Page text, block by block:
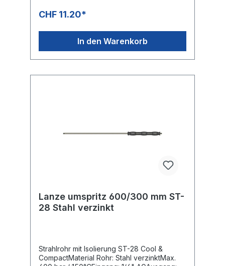
CHF 11.20*
In den Warenkorb
Lanze umspritz 600/300 mm ST-
28 Stahl verzinkt
Strahlrohr mit Isolierung ST-28 Cool &
CompactMaterial Rohr: Stahl verzinktMax.